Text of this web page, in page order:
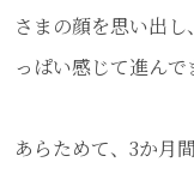
さまの顔を思い出
っぱい感じて進ん
あらためて、3か月